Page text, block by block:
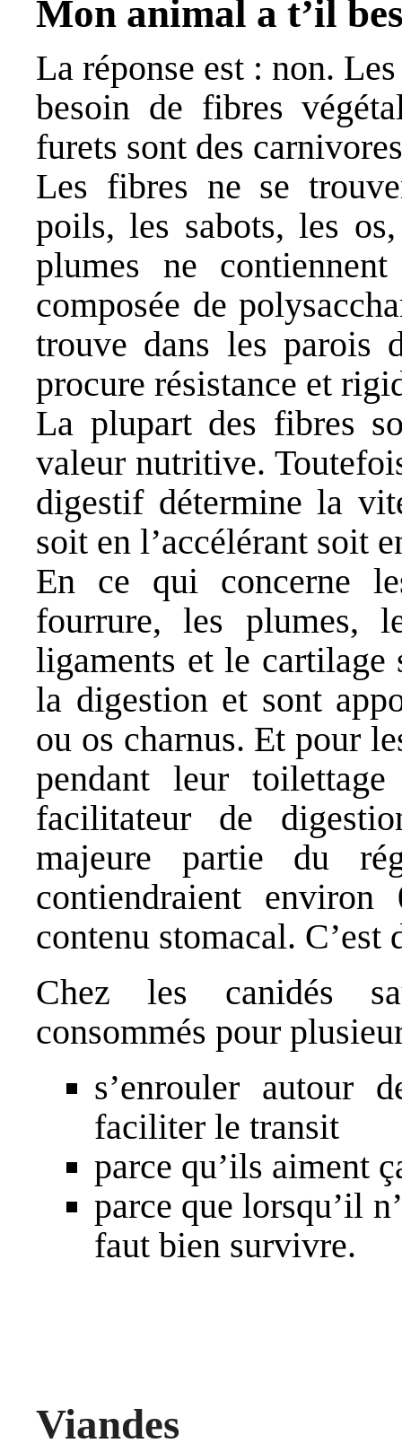
Mon animal a t’il
La réponse est : non.
besoin de fibres
furets sont des
Les fibres ne se
poils, les sabots, les
plumes ne
composée de
trouve dans les parois
procure résistance et
La plupart des fibres
valeur nutritive.
digestif détermine la
soit en l’accélérant soit
En ce qui concerne
fourrure, les plumes,
ligaments et le
la digestion et sont
ou os charnus. Et pour
pendant leur
facilitateur de
majeure partie du
contiendraient
contenu stomacal.
Chez les canidés
consommés pour
s’enrouler autour
faciliter le transit
parce qu’ils aiment
parce que lorsqu’il
faut bien survivre.
Viandes